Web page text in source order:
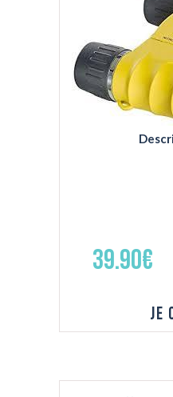
39.90€
Je